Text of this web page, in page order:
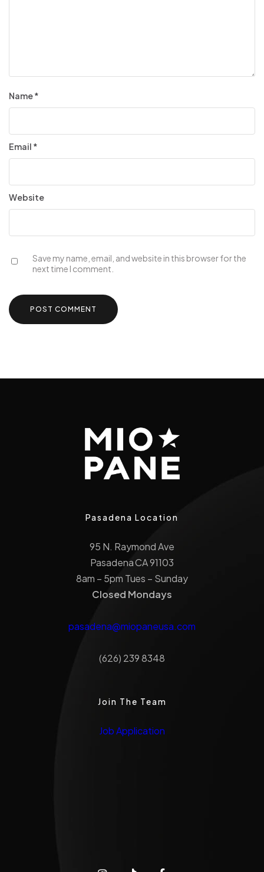
Name*
Email *
Website
Save my name, email, and website in this browser for the
next time I comment.
Pasadena Location
95 N. Raymond Ave
Pasadena CA 91103
8am – 5pm Tues – Sunday
Closed Mondays
pasadena@miopaneusa.com
(626) 239 8348
Join The Team
Job Application